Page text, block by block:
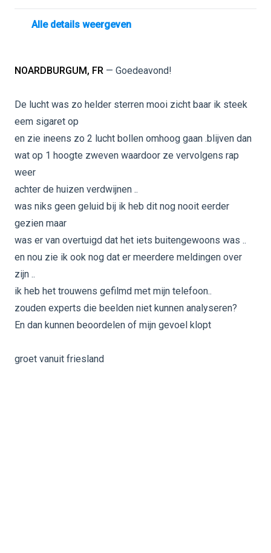
Alle details weergeven
NOARDBURGUM, FR — Goedeavond!
De lucht was zo helder sterren mooi zicht baar ik steek
eem sigaret op
en zie ineens zo 2 lucht bollen omhoog gaan .blijven dan
wat op 1 hoogte zweven waardoor ze vervolgens rap
weer
achter de huizen verdwijnen ..
was niks geen geluid bij ik heb dit nog nooit eerder
gezien maar
was er van overtuigd dat het iets buitengewoons was ..
en nou zie ik ook nog dat er meerdere meldingen over
zijn ..
ik heb het trouwens gefilmd met mijn telefoon..
zouden experts die beelden niet kunnen analyseren?
En dan kunnen beoordelen of mijn gevoel klopt
groet vanuit friesland